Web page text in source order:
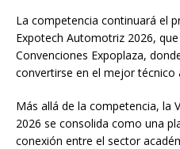
La competencia continuará el
Expotech Automotriz 2026,
Convenciones Expoplaza,
convertirse en el mejor técnico
Más allá de la competencia, la
2026 se consolida como una
conexión entre el sector